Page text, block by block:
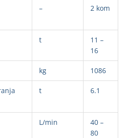
– 2 kom
t
11 –
16
kg 1086
t 6.1
L/min
40 –
80